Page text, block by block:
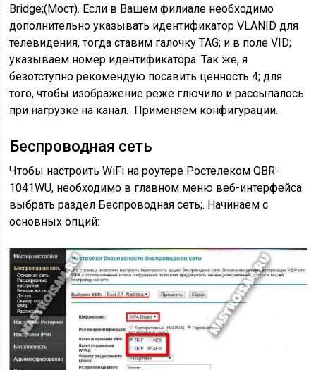
Bridge;(Мост). Если в Вашем филиале необходимо
дополнительно указывать идентификатор VLANID для
телевидения, тогда ставим галочку TAG; и в поле VID;
указываем номер идентификатора. Так же, я
безотступно рекомендую посавить ценность 4; для
того, чтобы изображение реже глючило и рассыпалось
при нагрузке на канал. Применяем конфигурации.
Беспроводная сеть
Чтобы настроить WiFi на роутере Ростелеком QBR-
1041WU, необходимо в главном меню веб-интерфейса
выбрать раздел Беспроводная сеть;. Начинаем с
основных опций: